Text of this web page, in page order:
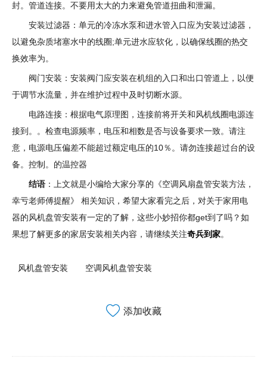
封。管道连接。不要用太大的力来避免管道扭曲和泄漏。
安装过滤器：单元的冷冻水泵和进水管入口应为安装过滤器，
以避免杂质堵塞水中的线圈;单元进水应软化，以确保线圈的热交
换效率为。
阀门安装：安装阀门应安装在机组的入口和出口管道上，以便
于调节水流量，并在维护过程中及时切断水源。
电路连接：根据电气原理图，连接前将开关和风机线圈电源连
接到。。检查电源频率，电压和相数是否与设备要求一致。请注
意，电源电压偏差不能超过额定电压的10％。请勿连接超过台的设
备。控制。的温控器
结语 ：上文就是小编给大家分享的《空调风扇盘管安装方法，
幸亏老师傅提醒》 相关知识，希望大家看完之后，对关于家用电
器的风机盘管安装有一定的了解，这些小妙招你都get到了吗？如
果想了解更多的家居安装相关内容，请继续关注奇兵到家。
风机盘管安装 空调风机盘管安装
添加收藏